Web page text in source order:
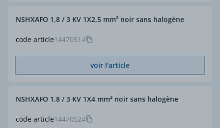
code article14470514
NSHXAFO 1,8 / 3 KV 1X2,5 mm² noir sans halogène
voir l'article
code article14470524
NSHXAFO 1,8 / 3 KV 1X4 mm² noir sans halogène